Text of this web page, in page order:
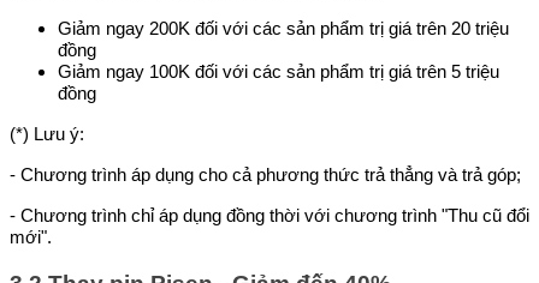
Giảm ngay 200K đối với các sản phẩm trị giá trên 20 triệu
đồng
Giảm ngay 100K đối với các sản phẩm trị giá trên 5 triệu
đồng
(*) Lưu ý:
- Chương trình áp dụng cho cả phương thức trả thẳng và trả góp;
- Chương trình chỉ áp dụng đồng thời với chương trình "Thu cũ đổi
mới".